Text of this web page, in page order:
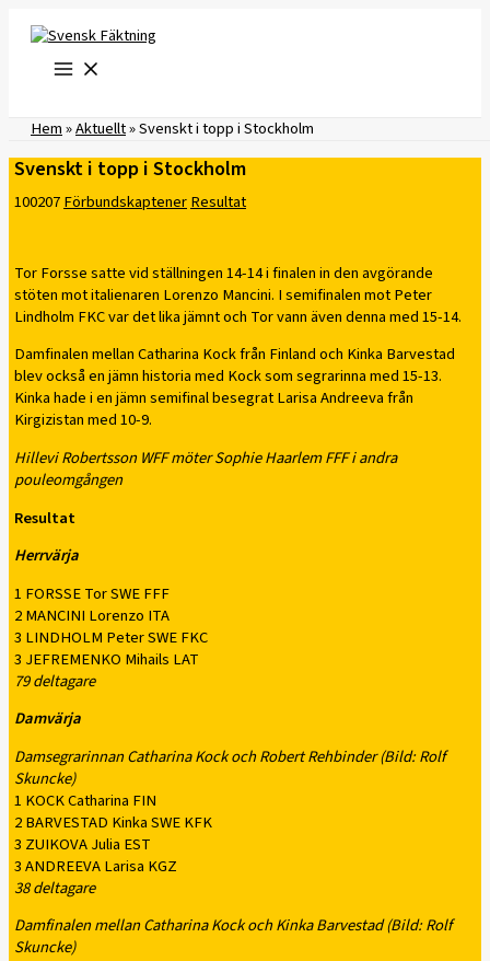
innehåll
Hem»Aktuellt»Svenskt i topp i Stockholm
Svenskt i topp i Stockholm
100207FörbundskaptenerResultat
Tor Forsse satte vid ställningen 14-14 i finalen in den avgörande
stöten mot italienaren Lorenzo Mancini. I semifinalen mot Peter
Lindholm FKC var det lika jämnt och Tor vann även denna med 15-14.
Damfinalen mellan Catharina Kock från Finland och Kinka Barvestad
blev också en jämn historia med Kock som segrarinna med 15-13.
Kinka hade i en jämn semifinal besegrat Larisa Andreeva från
Kirgizistan med 10-9.
Hillevi Robertsson WFF möter Sophie Haarlem FFF i andra
pouleomgången
Resultat
Herrvärja
1 FORSSE Tor SWE FFF
2 MANCINI Lorenzo ITA
3 LINDHOLM Peter SWE FKC
3 JEFREMENKO Mihails LAT
79 deltagare
Damvärja
Damsegrarinnan Catharina Kock och Robert Rehbinder (Bild: Rolf
Skuncke)
1 KOCK Catharina FIN
2 BARVESTAD Kinka SWE KFK
3 ZUIKOVA Julia EST
3 ANDREEVA Larisa KGZ
38 deltagare
Damfinalen mellan Catharina Kock och Kinka Barvestad (Bild: Rolf
Skuncke)